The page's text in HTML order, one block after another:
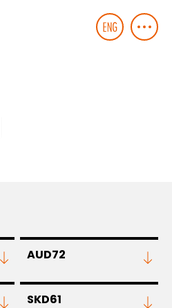
AUD72
SKD61